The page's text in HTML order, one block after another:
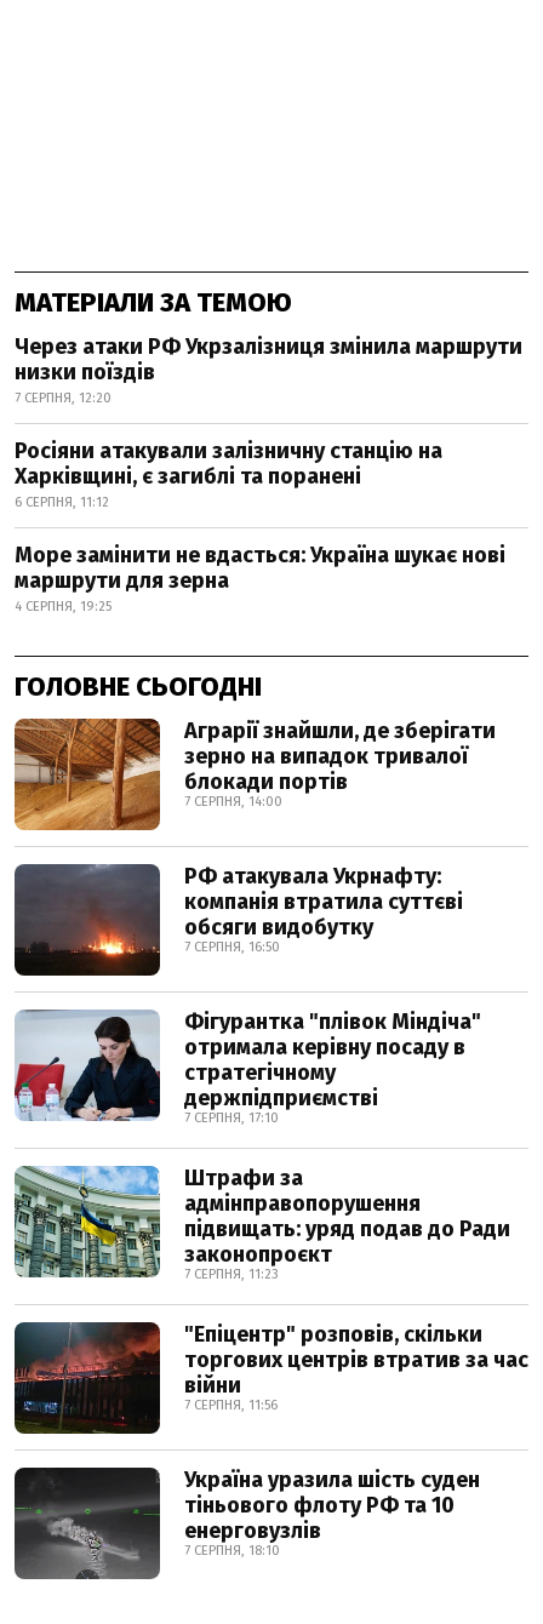
МАТЕРІАЛИ ЗА ТЕМОЮ
Через атаки РФ Укрзалізниця змінила маршрути
низки поїздів
7 СЕРПНЯ, 12:20
Росіяни атакували залізничну станцію на
Харківщині, є загиблі та поранені
6 СЕРПНЯ, 11:12
Море замінити не вдасться: Україна шукає нові
маршрути для зерна
4 СЕРПНЯ, 19:25
ГОЛОВНЕ СЬОГОДНІ
Аграрії знайшли, де зберігати
зерно на випадок тривалої
блокади портів
7 СЕРПНЯ, 14:00
РФ атакувала Укрнафту:
компанія втратила суттєві
обсяги видобутку
7 СЕРПНЯ, 16:50
Фігурантка "плівок Міндіча"
отримала керівну посаду в
стратегічному
держпідприємстві
7 СЕРПНЯ, 17:10
Штрафи за
адмінправопорушення
підвищать: уряд подав до Ради
законопроєкт
7 СЕРПНЯ, 11:23
"Епіцентр" розповів, скільки
торгових центрів втратив за час
війни
7 СЕРПНЯ, 11:56
Україна уразила шість суден
тіньового флоту РФ та 10
енерговузлів
7 СЕРПНЯ, 18:10